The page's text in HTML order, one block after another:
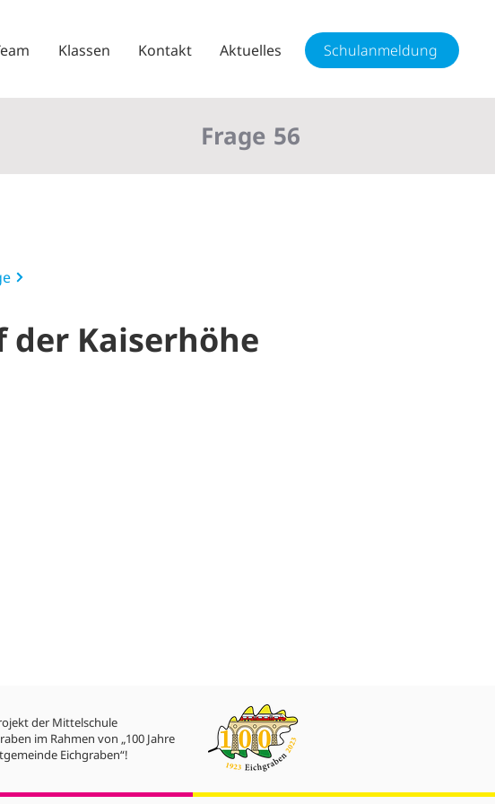
Klassen Kontakt Aktuelles Schulanmeldung
Frage 56
der Kaiserhöhe
der Mittelschule
im Rahmen von „100 Jahre
Eichgraben“!